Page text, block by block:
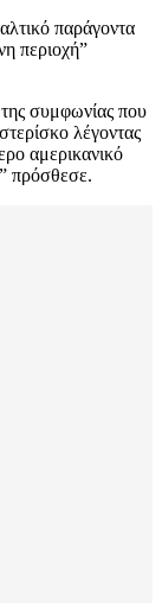
παράγοντα
περιοχή”
της συμφωνίας που
λέγοντας
αμερικανικό
πρόσθεσε.